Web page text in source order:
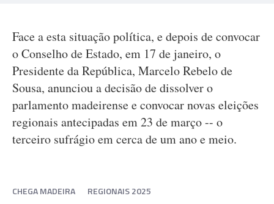
Face a esta situação política, e depois de convocar
o Conselho de Estado, em 17 de janeiro, o
Presidente da República, Marcelo Rebelo de
Sousa, anunciou a decisão de dissolver o
parlamento madeirense e convocar novas eleições
regionais antecipadas em 23 de março -- o
terceiro sufrágio em cerca de um ano e meio.
CHEGA MADEIRA REGIONAIS 2025